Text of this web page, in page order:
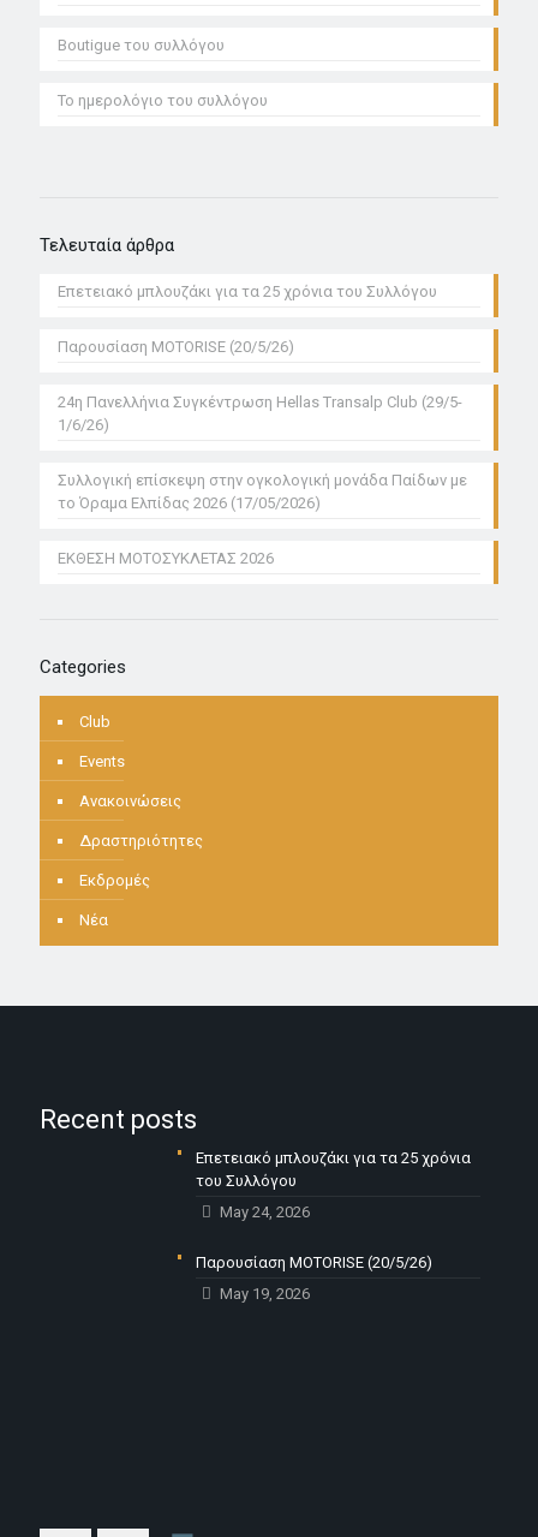
Boutigue του συλλόγου
Το ημερολόγιο του συλλόγου
Τελευταία άρθρα
Επετειακό μπλουζάκι για τα 25 χρόνια του Συλλόγου
Παρουσίαση MOTORISE (20/5/26)
24η Πανελλήνια Συγκέντρωση Hellas Transalp Club (29/5-
1/6/26)
Συλλογική επίσκεψη στην ογκολογική μονάδα Παίδων με
το Όραμα Ελπίδας 2026 (17/05/2026)
ΕΚΘΕΣΗ ΜΟΤΟΣΥΚΛΕΤΑΣ 2026
Categories
Club
Events
Ανακοινώσεις
Δραστηριότητες
Εκδρομές
Νέα
Recent posts
Επετειακό μπλουζάκι για τα 25 χρόνια
του Συλλόγου
May 24, 2026
Παρουσίαση MOTORISE (20/5/26)
May 19, 2026